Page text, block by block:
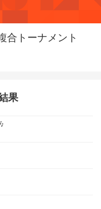
合トーナメント
果